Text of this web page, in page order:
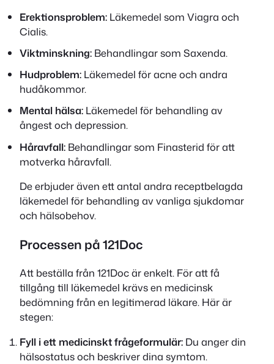
Erektionsproblem: Läkemedel som Viagra och
Cialis.
Viktminskning: Behandlingar som Saxenda.
Hudproblem: Läkemedel för acne och andra
hudåkommor.
Mental hälsa: Läkemedel för behandling av
ångest och depression.
Håravfall: Behandlingar som Finasterid för att
motverka håravfall.
De erbjuder även ett antal andra receptbelagda
läkemedel för behandling av vanliga sjukdomar
och hälsobehov.
Processen på 121Doc
Att beställa från 121Doc är enkelt. För att få
tillgång till läkemedel krävs en medicinsk
bedömning från en legitimerad läkare. Här är
stegen:
Fyll i ett medicinskt frågeformulär: Du anger din
hälsostatus och beskriver dina symtom.